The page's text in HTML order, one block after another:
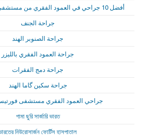
أفضل 10 جراحي في العمود الفقري من مستشفى فورتيس في الهند
جراحة الجنف
جراحة الصنوبر الهند
جراحة العمود الفقري بالليزر
جراحة دمج الفقرات
جراحة سكين گاما الهند
جراحي العمود الفقري مستشفى
গামা ছুরি সার্জারি ভারত
নিউরোসার্জন ফোর্টিস হাসপাতাল